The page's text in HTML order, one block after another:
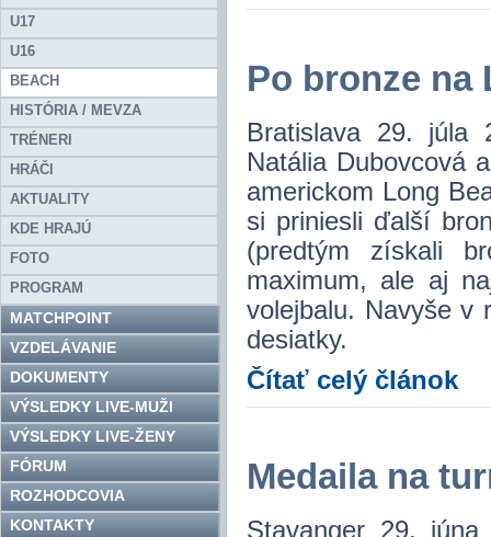
U17
U16
BEACH
HISTÓRIA / MEVZA
TRÉNERI
HRÁČI
AKTUALITY
KDE HRAJÚ
FOTO
PROGRAM
MATCHPOINT
VZDELÁVANIE
DOKUMENTY
VÝSLEDKY LIVE-MUŽI
VÝSLEDKY LIVE-ŽENY
FÓRUM
ROZHODCOVIA
KONTAKTY
Po bronze na
Bratislava 29. júla
Natália Dubovcová
americkom Long
si priniesli ďalší
(predtým získali
maximum, ale aj
volejbalu. Navyše v
desiatky.
Čítať celý článok
Medaila na
Stavanger 29.